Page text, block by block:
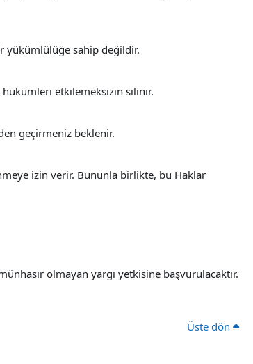
yükümlülüğe sahip değildir.
etkilemeksizin silinir.
geçirmeniz beklenir.
izin verir. Bununla birlikte, bu Haklar
olmayan yargı yetkisine başvurulacaktır.
Üste dön